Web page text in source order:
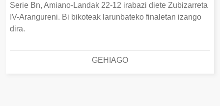
Serie Bn, Amiano-Landak 22-12 irabazi diete Zubizarreta
IV-Arangureni. Bi bikoteak larunbateko finaletan izango
dira.
GEHIAGO